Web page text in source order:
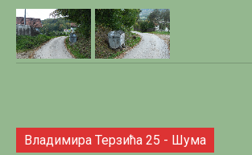
Владимира Терзића 25 - Шума